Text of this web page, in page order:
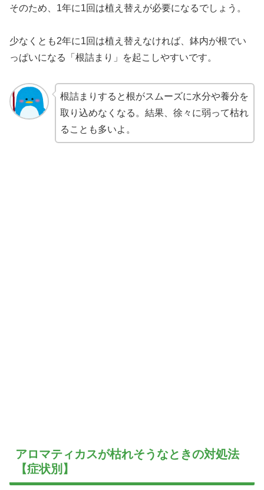
そのため、1年に1回は植え替えが必要になるでしょう。
少なくとも2年に1回は植え替えなければ、鉢内が根でい
っぱいになる「根詰まり」を起こしやすいです。
根詰まりすると根がスムーズに水分や養分を
取り込めなくなる。結果、徐々に弱って枯れ
ることも多いよ。
アロマティカスが枯れそうなときの対処法
【症状別】